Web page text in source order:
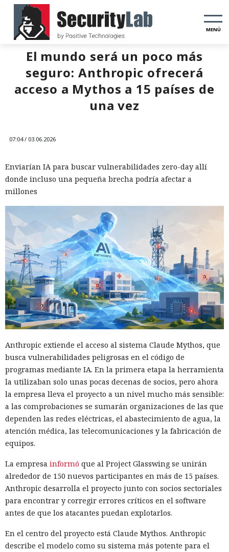
MENÚ
El mundo será un poco más
seguro: Anthropic ofrecerá
acceso a Mythos a 15 países de
una vez
07:04 / 03.06.2026
Enviarían IA para buscar vulnerabilidades zero-day allí
donde incluso una pequeña brecha podría afectar a
millones
Anthropic extiende el acceso al sistema Claude Mythos, que
busca vulnerabilidades peligrosas en el código de
programas mediante IA. En la primera etapa la herramienta
la utilizaban solo unas pocas decenas de socios, pero ahora
la empresa lleva el proyecto a un nivel mucho más sensible:
a las comprobaciones se sumarán organizaciones de las que
dependen las redes eléctricas, el abastecimiento de agua, la
atención médica, las telecomunicaciones y la fabricación de
equipos.
La empresa informó que al Project Glasswing se unirán
alrededor de 150 nuevos participantes en más de 15 países.
Anthropic desarrolla el proyecto junto con socios sectoriales
para encontrar y corregir errores críticos en el software
antes de que los atacantes puedan explotarlos.
En el centro del proyecto está Claude Mythos. Anthropic
describe el modelo como su sistema más potente para el